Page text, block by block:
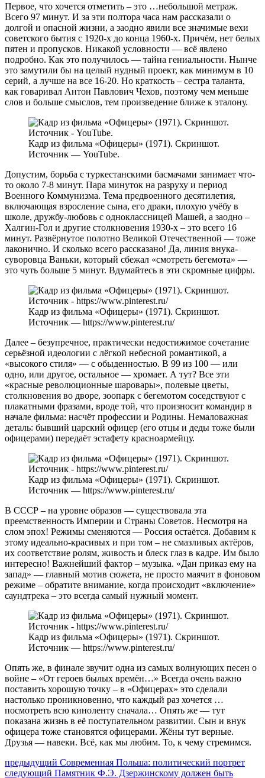
Первое, что хочется отметить – это …небольшой метраж.
Всего 97 минут. И за эти полтора часа нам рассказали о
долгой и опасной жизни, а заодно явили все значимые вехи
советского бытия с 1920-х до конца 1960-х. Причём, нет белых
пятен и пропусков. Никакой условности — всё явлено
подробно. Как это получилось — тайна гениальности. Нынче
это замутили бы на целый нудный проект, как минимум в 10
серий, а лучше на все 16-20. Но краткость – сестра таланта,
как говаривал Антон Павлович Чехов, поэтому чем меньше
слов и больше смыслов, тем произведение ближе к эталону.
Кадр из фильма «Офицеры» (1971). Скриншот.
Источник — YouTube.
Допустим, борьба с туркестанскими басмачами занимает что-
то около 7-8 минут. Пара минуток на разруху и период
Военного Коммунизма. Тема предвоенного десятилетия,
включающая взросление сына, его драки, плохую учёбу в
школе, дружбу-любовь с одноклассницей Машей, а заодно –
Халгин-Гол и другие столкновения 1930-х – это всего 16
минут. Развёрнутое полотно Великой Отечественной — тоже
лаконично. И сколько всего рассказано! Да, линия внука-
суворовца Ваньки, который сбежал «смотреть бегемота» —
это чуть больше 5 минут. Вдумайтесь в эти скромные цифры.
Кадр из фильма «Офицеры» (1971). Скриншот.
Источник — https://www.pinterest.ru/
Далее – безупречное, практически недостижимое сочетание
серьёзной идеологии с лёгкой небесной романтикой, а
«высокого стиля» — с обыденностью. В 99 из 100 — или
одно, или другое, остальное — хромает. А тут? Все эти
«красные революционные шаровары», полевые цветы,
столкновения во дворе, зоопарк с бегемотом соседствуют с
плакатными фразами, вроде той, что произносит командир в
начале фильма: насчёт профессии и Родины. Немаловажная
деталь: бывший царский офицер (его отцы и деды тоже были
офицерами) передаёт эстафету красноармейцу.
Кадр из фильма «Офицеры» (1971). Скриншот.
Источник — https://www.pinterest.ru/
В СССР – на уровне образов — существовала эта
преемственность Империи и Страны Советов. Несмотря на
слом эпох! Режимы сменяются — Россия остаётся. Добавим к
этому идеально-красивых и при том – не смазливых актёров,
их соответствие ролям, живость и блеск глаз в кадре. Им было
интересно! Важнейший фактор – музыка. «Дан приказ ему на
запад» — главный мотив сюжета, не просто маячит в фоновом
режиме – обратите внимание, когда происходит «включение»
саундтрека – это всегда самый нужный момент.
Кадр из фильма «Офицеры» (1971). Скриншот.
Источник — https://www.pinterest.ru/
Опять же, в финале звучит одна из самых волнующих песен о
войне – «От героев былых времён…» Всегда очень важно
поставить хорошую точку – в «Офицерах» это сделали
настолько проникновенно, что каждый раз хочется …
посмотреть всю киноленту сначала… Опять же — тут
показана жизнь в её поступательном развитии. Сын и внук
офицера тоже становятся офицерами. Жёны тут верные.
Друзья — навеки. Всё, как мы любим. То, к чему стремимся.
Навигация
предыдущий Предыдущий
пост:
Современная Польша: политический портрет
следующий Следующее
Памятник Ф.Э. Дзержинскому должен быть